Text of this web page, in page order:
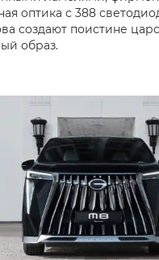
оптика с 388
создают поистине
образ.